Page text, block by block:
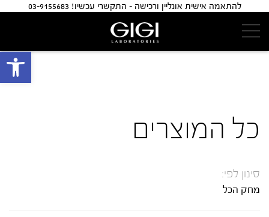
להתאמה אישית אונליין ורכישה - התקשרי עכשיו! 03-9155683
כל המוצרים
סינון לפי:
מחק הכל